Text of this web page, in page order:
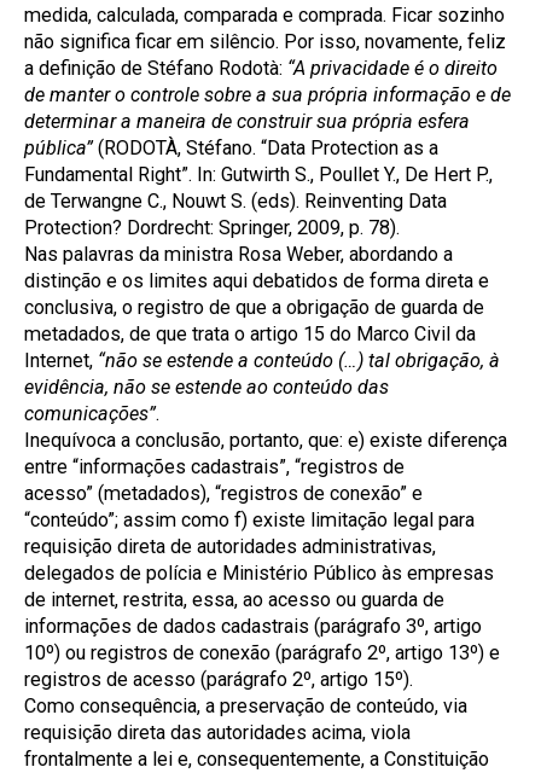
medida, calculada, comparada e comprada. Ficar sozinho
não significa ficar em silêncio. Por isso, novamente, feliz
a definição de Stéfano Rodotà: “A privacidade é o direito
de manter o controle sobre a sua própria informação e de
determinar a maneira de construir sua própria esfera
pública”(RODOTÀ, Stéfano. “Data Protection as a
Fundamental Right”. In: Gutwirth S., Poullet Y., De Hert P.,
de Terwangne C., Nouwt S. (eds). Reinventing Data
Protection? Dordrecht: Springer, 2009, p. 78).
Nas palavras da ministra Rosa Weber, abordando a
distinção e os limites aqui debatidos de forma direta e
conclusiva, o registro de que a obrigação de guarda de
metadados, de que trata o artigo 15 do Marco Civil da
Internet, “não se estende a conteúdo (…) tal obrigação, à
evidência, não se estende ao conteúdo das
comunicações”.
Inequívoca a conclusão, portanto, que: e) existe diferença
entre “informações cadastrais”, “registros de
acesso” (metadados), “registros de conexão” e
“conteúdo”; assim como f) existe limitação legal para
requisição direta de autoridades administrativas,
delegados de polícia e Ministério Público às empresas
de internet, restrita, essa, ao acesso ou guarda de
informações de dados cadastrais (parágrafo 3º, artigo
10º) ou registros de conexão (parágrafo 2º, artigo 13º) e
registros de acesso (parágrafo 2º, artigo 15º).
Como consequência, a preservação de conteúdo, via
requisição direta das autoridades acima, viola
frontalmente a lei e, consequentemente, a Constituição